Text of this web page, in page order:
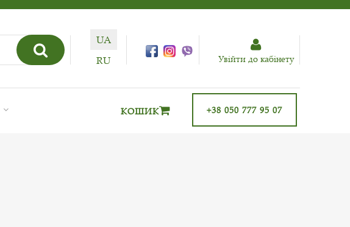
UA
RU
Увiйти до кабiнету
+38 050 777 95 07
КОШИК